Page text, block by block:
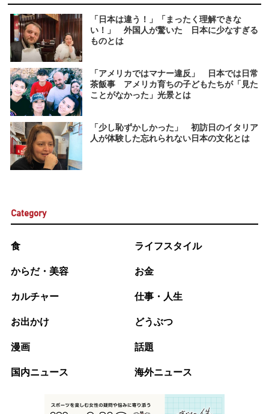
「日本は違う！」「まったく理解できな
い！」 外国人が驚いた 日本に少なすぎる
ものとは
「アメリカではマナー違反」 日本では日常
茶飯事 アメリカ育ちの子どもたちが「見た
ことがなかった」光景とは
「少し恥ずかしかった」 初訪日のイタリア
人が体験した忘れられない日本の文化とは
Category
食 ライフスタイル
からだ・美容 お金
カルチャー 仕事・人生
お出かけ どうぶつ
漫画 話題
国内ニュース 海外ニュース